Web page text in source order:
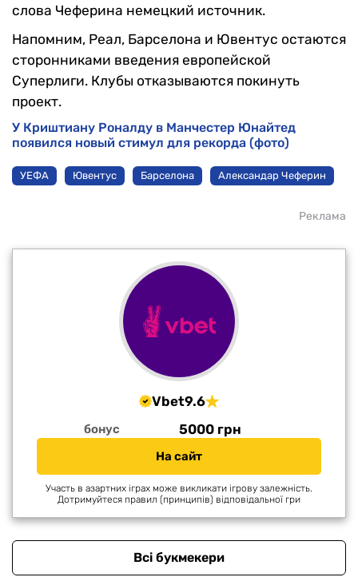
слова Чеферина немецкий источник.
Напомним, Реал, Барселона и Ювентус остаются
сторонниками введения европейской
Суперлиги. Клубы отказываются покинуть
проект.
У Криштиану Роналду в Манчестер Юнайтед
появился новый стимул для рекорда (фото)
УЕФА Ювентус Барселона Александар Чеферин
Реклама
Vbet9.6
бонус 5000 грн
На сайт
Участь в азартних іграх може викликати ігрову залежність.
Дотримуйтеся правил (принципів) відповідальної гри
Всі букмекери